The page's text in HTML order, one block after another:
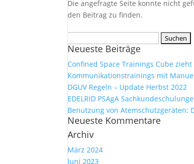
Die angefragte Seite konnte nicht
den Beitrag zu finden.
nach:
Neueste Beiträge
Confined Space Trainings Cube
Kommunikationstrainings mit
DGUV Regeln – Update Herbst 2022
EDELRID PSAgA
Benutzung von Atemschutzgeräten:
Neueste Kommentare
Archiv
März 2024
Juni 2023